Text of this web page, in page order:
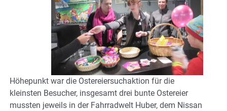
Höhepunkt war die Ostereiersuchaktion für die
kleinsten Besucher, insgesamt drei bunte Ostereier
mussten jeweils in der Fahrradwelt Huber, dem Nissan